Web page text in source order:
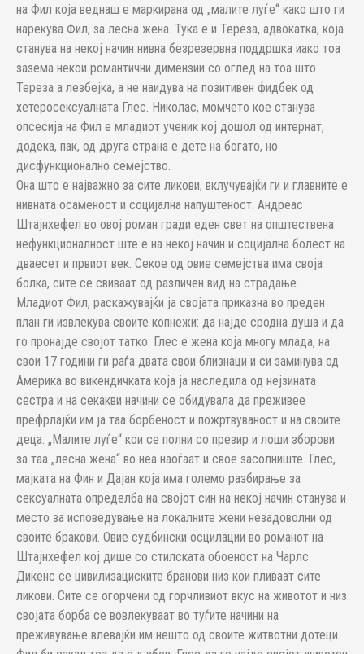
на Фил која веднаш е маркирана од „малите луѓе“ како што ги
нарекува Фил, за лесна жена. Тука е и Тереза, адвокатка, која
станува на некој начин нивна безрезервна поддршка иако тоа
зазема некои романтични димензии со оглед на тоа што
Тереза а лезбејка, а не наидува на позитивен фидбек од
хетеросексуалната Глес. Николас, момчето кое станува
опсесија на Фил е младиот ученик кој дошол од интернат,
додека, пак, од друга страна е дете на богато, но
дисфункционално семејство.
Она што е најважно за сите ликови, вклучувајќи ги и главните е
нивната осаменост и социјална напуштеност. Андреас
Штајнхефел во овој роман гради еден свет на општествена
нефункционалност ште е на некој начин и социјална болест на
дваесет и првиот век. Секое од овие семејства има своја
болка, сите се свиваат од различен вид на страдање.
Младиот Фил, раскажувајќи ја својата приказна во преден
план ги извлекува своите копнежи: да најде сродна душа и да
го пронајде својот татко. Глес е жена која многу млада, на
свои 17 години ги раѓа двата свои близнаци и си заминува од
Америка во викендичката која ја наследила од нејзината
сестра и на секакви начини се обидувала да преживее
префрлајќи им ја таа борбеност и пожртвуваност и на своите
деца. „Малите луѓе“ кои се полни со презир и лоши зборови
за таа „лесна жена“ во неа наоѓаат и свое засолниште. Глес,
мајката на Фин и Дајан која има големо разбирање за
сексуалната определба на својот син на некој начин станува и
место за исповедување на локалните жени незадоволни од
своите бракови. Овие судбински осцилации во романот на
Штајнхефел кој дише со стилската обоеност на Чарлс
Дикенс се цивилизациските бранови низ кои пливаат сите
ликови. Сите се огорчени од горчливиот вкус на животот и низ
својата борба се вовлекуваат во туѓите начини на
преживување влевајќи им нешто од своите житвотни дотеци.